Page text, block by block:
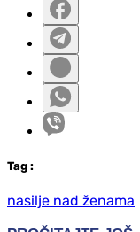
Tag :
nasilje nad ženama